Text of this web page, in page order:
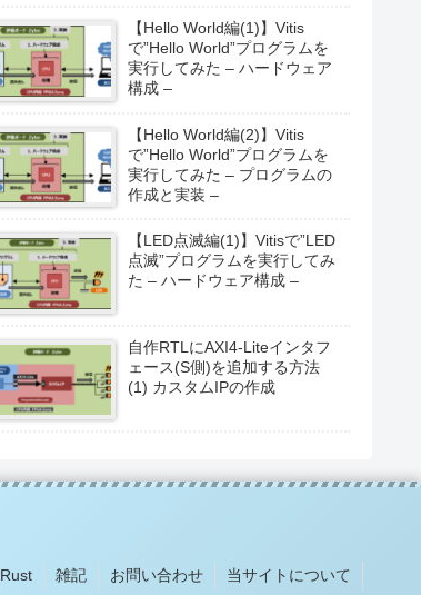
【Hello World編(1)】Vitis
で”Hello World”プログラムを
実行してみた – ハードウェア
構成 –
【Hello World編(2)】Vitis
で”Hello World”プログラムを
実行してみた – プログラムの
作成と実装 –
【LED点滅編(1)】Vitisで”LED
点滅”プログラムを実行してみ
た – ハードウェア構成 –
自作RTLにAXI4-Liteインタフ
ェース(S側)を追加する方法
(1) カスタムIPの作成
Rust 雑記 お問い合わせ 当サイトについて